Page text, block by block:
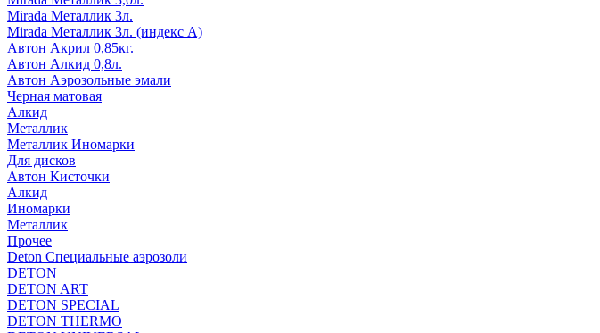
Mirada Металлик 3л.
Mirada Металлик 3л. (индекс А)
Автон Акрил 0,85кг.
Автон Алкид 0,8л.
Автон Аэрозольные эмали
Черная матовая
Алкид
Металлик
Металлик Иномарки
Для дисков
Автон Кисточки
Алкид
Иномарки
Металлик
Прочее
Deton Специальные аэрозоли
DETON
DETON ART
DETON SPECIAL
DETON THERMO